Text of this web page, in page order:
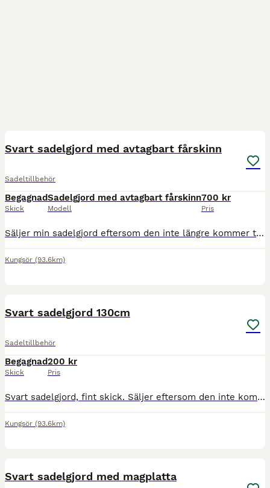
Svart sadelgjord med avtagbart fårskinn
Sadeltillbehör
Begagnad
Skick
Sadelgjord med avtagbart fårskinn
Modell
700 kr
Pris
Säljer min sadelgjord eftersom den inte längre kommer till användning. Avtagbart fårskinn så man lätt kan rengöra. 120cm. Fint skick!
Kungsör (93.6km)
Svart sadelgjord 130cm
Sadeltillbehör
Begagnad
Skick
200 kr
Pris
Svart sadelgjord, fint skick. Säljer eftersom den inte kommer till användning. 130cm lång.
Kungsör (93.6km)
Svart sadelgjord med magplatta